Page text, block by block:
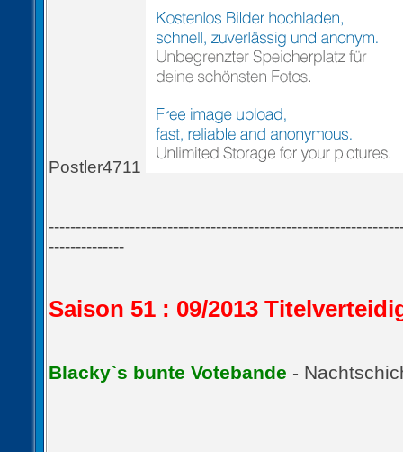
Postler4711
--------------
Saison 51 : 09/2013
Blacky`s bunte Votebande -